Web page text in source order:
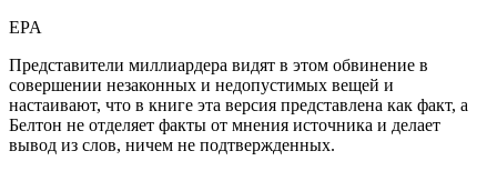
EPA
Представители миллиардера видят в этом обвинение в
совершении незаконных и недопустимых вещей и
настаивают, что в книге эта версия представлена как факт, а
Белтон не отделяет факты от мнения источника и делает
вывод из слов, ничем не подтвержденных.